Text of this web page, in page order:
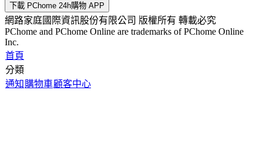
下載 PChome 24h購物 APP
網路家庭國際資訊股份有限公司 版權所有 轉載必究
PChome and PChome Online are trademarks of PChome Online
Inc.
首頁
分類
通知 購物車顧客中心